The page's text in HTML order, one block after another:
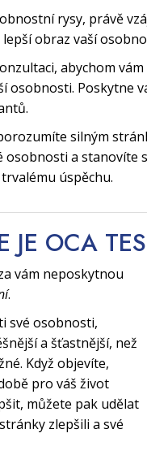
rysy, právě
obraz vaší
abychom vám
osobnosti. Poskytne
silným
osobnosti a stanovíte
úspěchu.
JE OCA
vám neposkytnou
.
své osobnosti,
a šťastnější, než
Když objevíte,
pro váš život
můžete pak udělat
zlepšili a své